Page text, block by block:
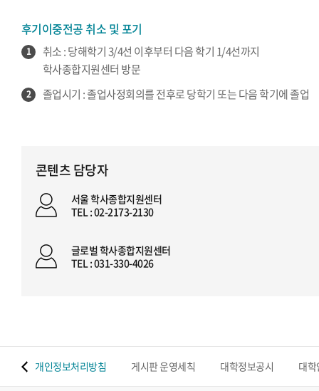
후기이중전공 취소 및 포기
1
취소 : 당해학기 3/4선 이후부터 다음 학기 1/4선까지
학사종합지원센터 방문
2 졸업시기 : 졸업사정회의를 전후로 당학기 또는 다음 학기에 졸업
콘텐츠 담당자
서울 학사종합지원센터
TEL : 02-2173-2130
글로벌 학사종합지원센터
TEL : 031-330-4026
개인정보처리방침 게시판 운영세칙 대학정보공시 대